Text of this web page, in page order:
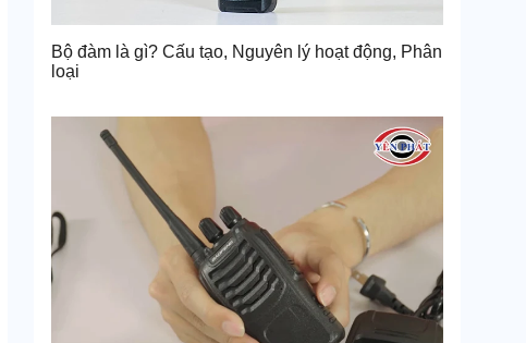
Bộ đàm là gì? Cấu tạo, Nguyên lý hoạt động, Phân
loại